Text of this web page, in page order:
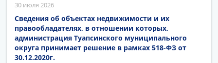
30 июля 2026
Сведения об объектах недвижимости и их
правообладателях, в отношении которых,
администрация Туапсинского муниципального
округа принимает решение в рамках 518-ФЗ от
30.12.2020г.